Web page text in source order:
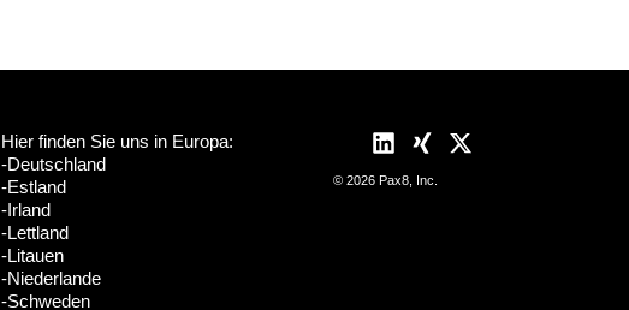
Hier finden Sie uns in Europa:
-Deutschland
-Estland
-Irland
-Lettland
-Litauen
-Niederlande
-Schweden
© 2026 Pax8, Inc.